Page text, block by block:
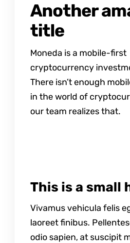
Another
title
Moneda is a mobile-first
cryptocurrency
There isn’t enough
in the world of
our team realizes that.
This is a small
Vivamus vehicula felis
laoreet finibus.
odio sapien, at suscipit